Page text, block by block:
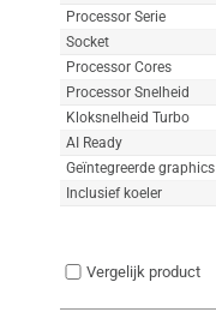
Processor Serie
Socket
Processor Cores
Processor Snelheid
Kloksnelheid Turbo
AI Ready
Geïntegreerde graphics
Inclusief koeler
Vergelijk product